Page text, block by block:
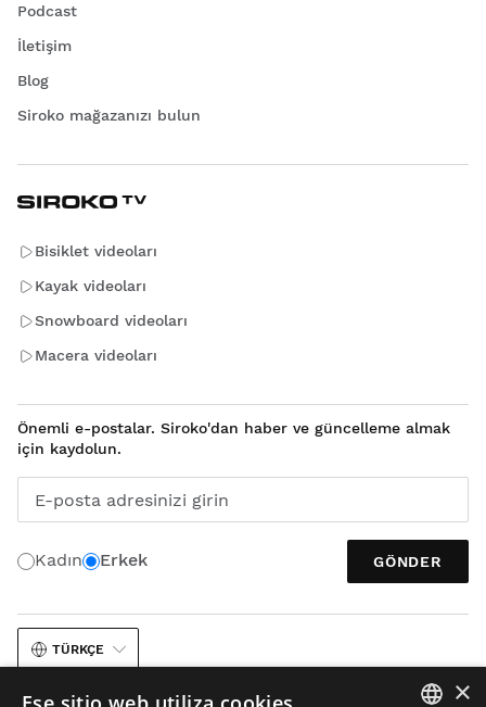
Podcast
İletişim
Blog
Siroko mağazanızı bulun
Bisiklet videoları
Kayak videoları
Snowboard videoları
Macera videoları
Önemli e-postalar. Siroko'dan haber ve güncelleme almak
için kaydolun.
E-posta adresinizi girin
Kadın Erkek GÖNDER
TÜRKÇE
×